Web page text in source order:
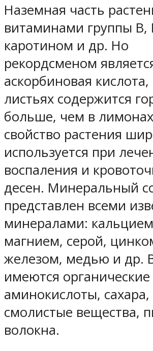
Наземная часть
витаминами группы В,
каротином и др. Но
рекордсменом
аскорбиновая
листьях содержится
больше, чем в
свойство растения
используется при
воспаления и
десен. Минеральный
представлен всеми
минералами:
магнием, серой,
железом, медью и др.
имеются
аминокислоты,
смолистые вещества,
волокна.